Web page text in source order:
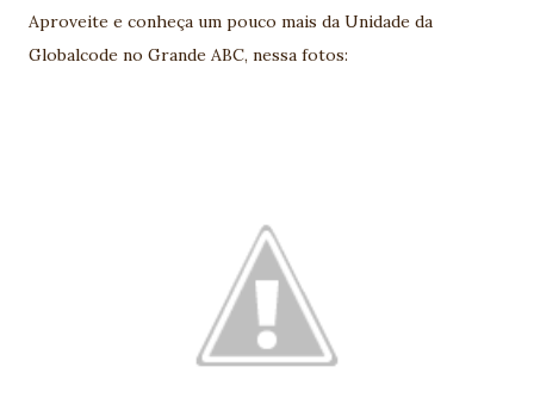
Aproveite e conheça um pouco mais da Unidade da
Globalcode no Grande ABC, nessa fotos: